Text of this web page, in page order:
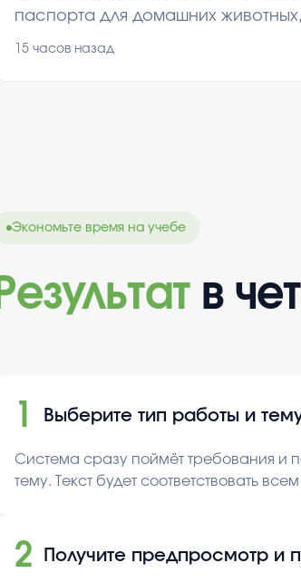
паспорта для домашних
использовать через мобильный
15 часов назад
Экономьте время на учебе
Результат в
1 Выберите тип работы и
Система сразу поймёт требования и
тему. Текст будет соответствовать
2 Получите предпросмотр и